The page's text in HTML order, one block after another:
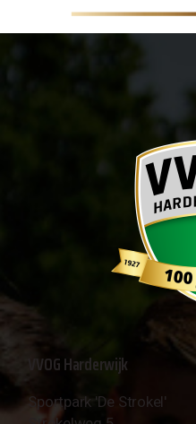
VVOG Harderwijk
Sportpark 'De Strokel'